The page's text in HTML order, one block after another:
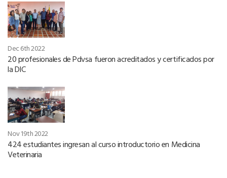
Dec 6th 2022
20 profesionales de Pdvsa fueron acreditados y certificados por
la DIC
Nov 19th 2022
424 estudiantes ingresan al curso introductorio en Medicina
Veterinaria